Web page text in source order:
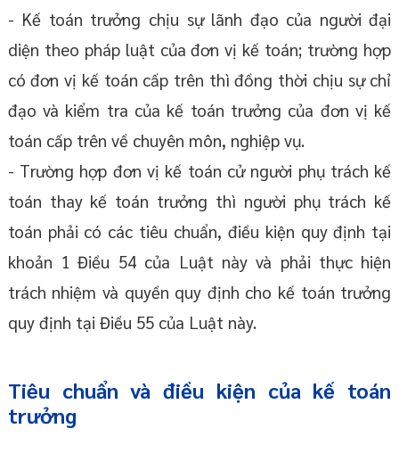
- Kế toán trưởng chịu sự lãnh đạo của người đại
diện theo pháp luật của đơn vị kế toán; trường hợp
có đơn vị kế toán cấp trên thì đồng thời chịu sự chỉ
đạo và kiểm tra của kế toán trưởng của đơn vị kế
toán cấp trên về chuyên môn, nghiệp vụ.
- Trường hợp đơn vị kế toán cử người phụ trách kế
toán thay kế toán trưởng thì người phụ trách kế
toán phải có các tiêu chuẩn, điều kiện quy định tại
khoản 1 Điều 54 của Luật này và phải thực hiện
trách nhiệm và quyền quy định cho kế toán trưởng
quy định tại Điều 55 của Luật này.
Tiêu chuẩn và điều kiện của kế toán
trưởng